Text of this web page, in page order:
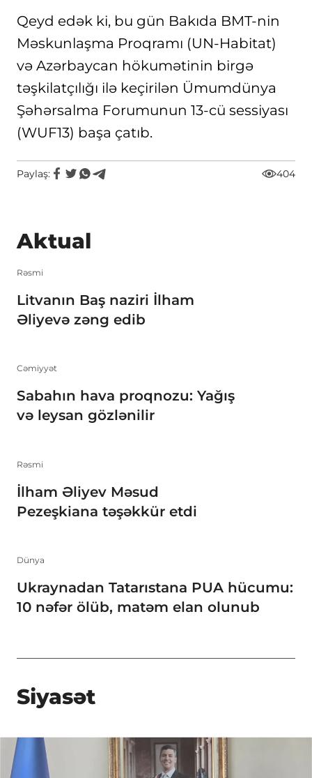
Qeyd edək ki, bu gün Bakıda BMT-nin
Məskunlaşma Proqramı (UN-Habitat)
və Azərbaycan hökumətinin birgə
təşkilatçılığı ilə keçirilən Ümumdünya
Şəhərsalma Forumunun 13-cü sessiyası
(WUF13) başa çatıb.
Paylaş: 404
Aktual
Rəsmi
Litvanın Baş naziri İlham
Əliyevə zəng edib
Cəmiyyət
Sabahın hava proqnozu: Yağış
və leysan gözlənilir
Rəsmi
İlham Əliyev Məsud
Pezeşkiana təşəkkür etdi
Dünya
Ukraynadan Tatarıstana PUA hücumu:
10 nəfər ölüb, matəm elan olunub
Siyasət